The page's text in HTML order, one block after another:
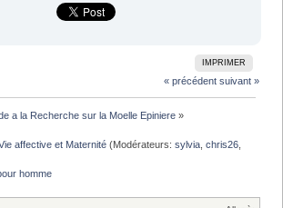
IMPRIMER
« précédent suivant »
a la Recherche sur la Moelle Epiniere »
affective et Maternité (Modérateurs:sylvia ,chris26
homme